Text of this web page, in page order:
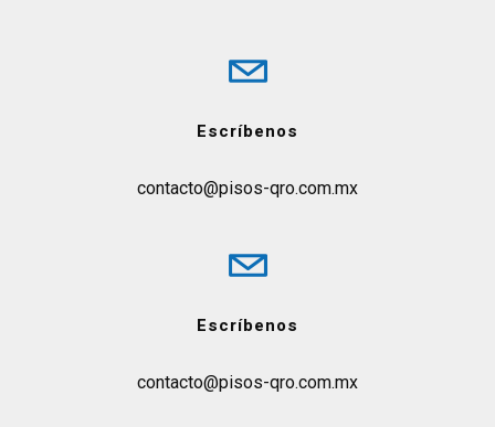
Escríbenos
contacto@pisos-qro.com.mx
Escríbenos
contacto@pisos-qro.com.mx